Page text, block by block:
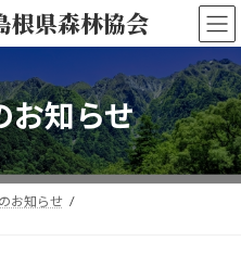
根県森林協会
お知らせ
お知らせ